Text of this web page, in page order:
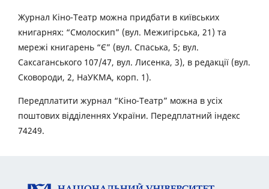
Журнал Кіно-Театр можна придбати в київських
книгарнях: “Смолоскип” (вул. Межигірська, 21) та
мережі книгарень “Є” (вул. Спаська, 5; вул.
Саксаганського 107/47, вул. Лисенка, 3), в редакції (вул.
Сковороди, 2, НаУКМА, корп. 1).
Передплатити журнал “Кіно-Театр” можна в усіх
поштових відділеннях України. Передплатний індекс
74249.